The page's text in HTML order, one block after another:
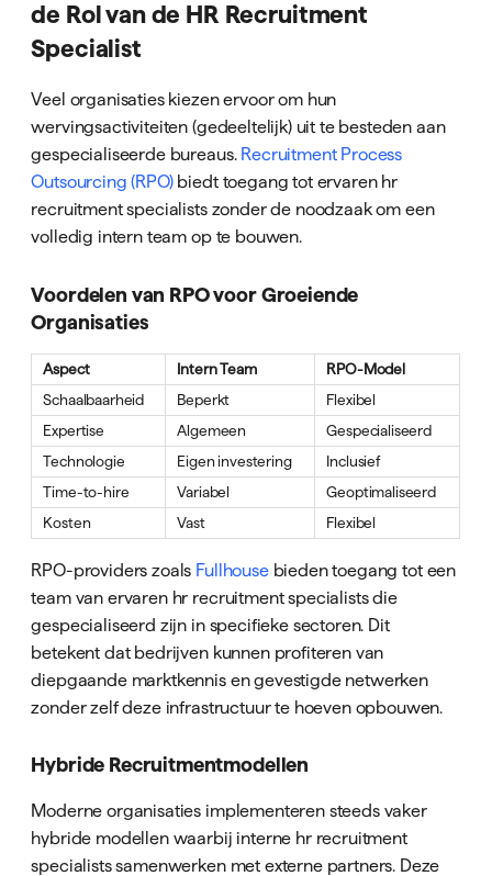
de Rol van de HR Recruitment
Specialist
Veel organisaties kiezen ervoor om hun
wervingsactiviteiten (gedeeltelijk) uit te besteden aan
gespecialiseerde bureaus. Recruitment Process
Outsourcing (RPO)biedt toegang tot ervaren hr
recruitment specialists zonder de noodzaak om een
volledig intern team op te bouwen.
Voordelen van RPO voor Groeiende
Organisaties
Aspect Intern Team
RPO-Model
Schaalbaarheid
Beperkt
Flexibel
Expertise
Algemeen
Gespecialiseerd
Technologie
Eigen investering
Inclusief
Time-to-hire
Variabel
Geoptimaliseerd
Kosten
Vast Flexibel
RPO-providers zoals Fullhousebieden toegang tot een
team van ervaren hr recruitment specialists die
gespecialiseerd zijn in specifieke sectoren. Dit
betekent dat bedrijven kunnen profiteren van
diepgaande marktkennis en gevestigde netwerken
zonder zelf deze infrastructuur te hoeven opbouwen.
Hybride Recruitmentmodellen
Moderne organisaties implementeren steeds vaker
hybride modellen waarbij interne hr recruitment
specialists samenwerken met externe partners. Deze